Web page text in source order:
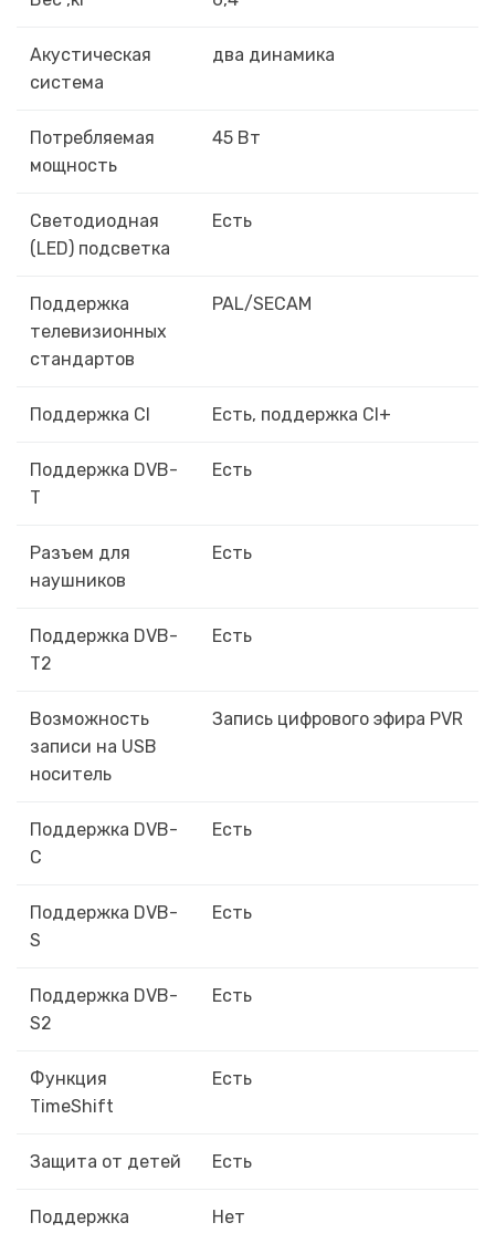
Акустическая
система
два динамика
Потребляемая
мощность
45 Вт
Светодиодная
(LED) подсветка
Есть
Поддержка
телевизионных
стандартов
PAL/SECAM
Поддержка CI Есть, поддержка CI+
Поддержка DVB-
T
Есть
Разъем для
наушников
Есть
Поддержка DVB-
T2
Есть
Возможность
записи на USB
носитель
Запись цифрового эфира PVR
Поддержка DVB-
C
Есть
Поддержка DVB-
S
Есть
Поддержка DVB-
S2
Есть
Функция
TimeShift
Есть
Защита от детей Есть
Поддержка
Нет